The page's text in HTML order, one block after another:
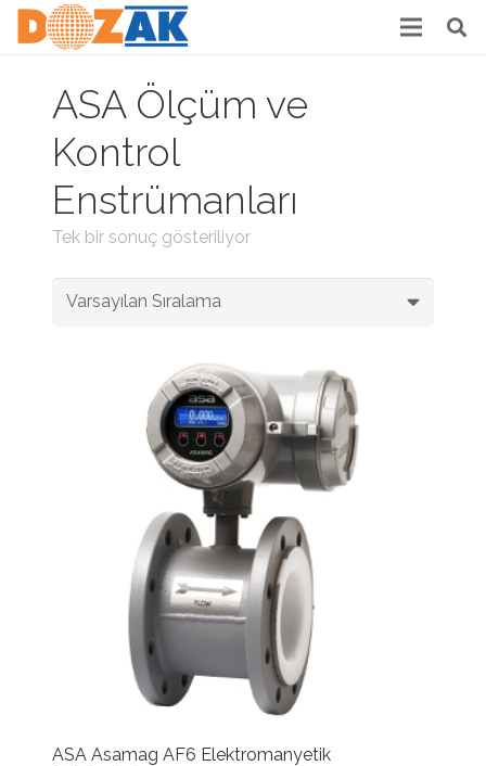
ASA Ölçüm ve
Kontrol
Enstrümanları
Tek bir sonuç gösteriliyor
ASA Asamag AF6 Elektromanyetik